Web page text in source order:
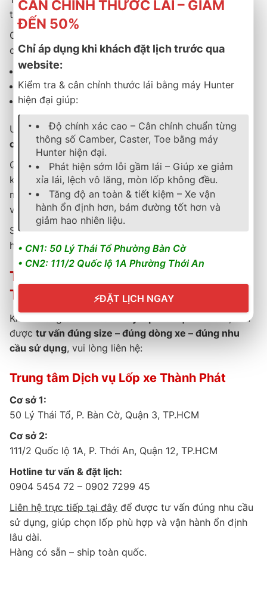
trung tâm sẽ được tặng
lọc nhớt Bosch chính hãng
Chương trình áp dụng với nhiều dòng nhớt phổ biến
cho xe xăng như:
Total 5W30
Mobil 5W30
Goodyear 5W30
Ưu đãi áp dụng chotất cả các dòng xe sử dụng động
cơ xăng.
Quy trình thay nhớt được thực hiện nhanh gọn, chỉ
khoảng30 phút, giúp khách hàng tiết kiệm thời gian
mà vẫn đảm bảo xe được kiểm tra đầy đủ trước khi
vận hành.
Số lượng quà tặng có hạn, chỉ50 suất, ưu tiên khách
hàng đặt lịch trước.
Thông tin liên hệ thay lốp xe tại
TP.HCM
Khách hàng có nhu cầu
, cần
được tư vấn đúng size – đúng dòng xe – đúng nhu
cầu sử dụng, vui lòng liên hệ:
Trung tâm Dịch vụ Lốp xe Thành Phát
Cơ sở 1:
50 Lý Thái Tổ, P. Bàn Cờ, Quận 3, TP.HCM
Cơ sở 2:
111/2 Quốc lộ 1A, P. Thới An, Quận 12, TP.HCM
Hotline tư vấn & đặt lịch:
0904 5454 72 – 0902 7299 45
Liên hệ trực tiếp tại đây để được tư vấn đúng nhu cầu
sử dụng, giúp chọn lốp phù hợp và vận hành ổn định
lâu dài.
Hàng có sẵn – ship toàn quốc.
CÂN CHỈNH THƯỚC LÁI – GIẢM
ĐẾN 50%
Chỉ áp dụng khi khách đặt lịch trước qua
website:
Kiểm tra & cân chỉnh thước lái bằng máy Hunter
hiện đại giúp:
Độ chính xác cao – Cân chỉnh chuẩn từng
thông số Camber, Caster, Toe bằng máy
Hunter hiện đại.
Phát hiện sớm lỗi gầm lái – Giúp xe giảm
xỉa lái, lệch vô lăng, mòn lốp không đều.
Tăng độ an toàn & tiết kiệm – Xe vận
hành ổn định hơn, bám đường tốt hơn và
giảm hao nhiên liệu.
• CN1: 50 Lý Thái Tổ Phường Bàn Cờ
• CN2: 111/2 Quốc lộ 1A Phường Thới An
⚡ĐẶT LỊCH NGAY